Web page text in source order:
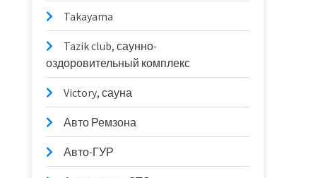
Takayama
Tazik club, саунно-
оздоровительный комплекс
Victory, сауна
Авто Ремзона
Авто-ГУР